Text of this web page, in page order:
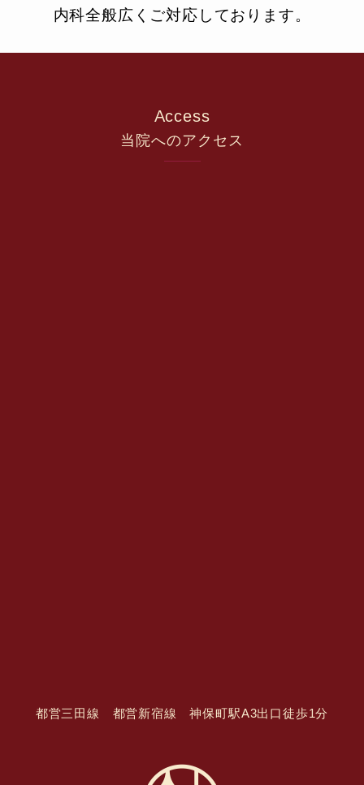
内科全般広くご対応しております。
Access
当院へのアクセス
都営三田線 都営新宿線 神保町駅A3出口徒歩1分